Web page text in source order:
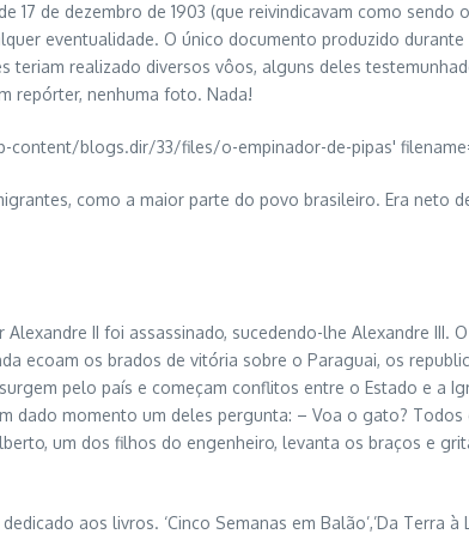
17 de dezembro de 1903 (que reivindicavam como
eventualidade. O único documento produzido
teriam realizado diversos vôos, alguns deles
repórter, nenhuma foto. Nada!
como a maior parte do povo brasileiro. Era
II foi assassinado, sucedendo-lhe Alexandre
ecoam os brados de vitória sobre o Paraguai, os
pelo país e começam conflitos entre o Estado e a
dado momento um deles pergunta: – Voa o gato?
um dos filhos do engenheiro, levanta os braços e
aos livros. ‘Cinco Semanas em Balão’,’Da Terra à